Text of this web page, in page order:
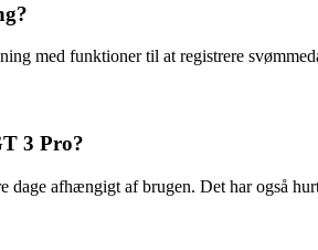
med funktioner til at registrere
3 Pro?
afhængigt af brugen. Det har også